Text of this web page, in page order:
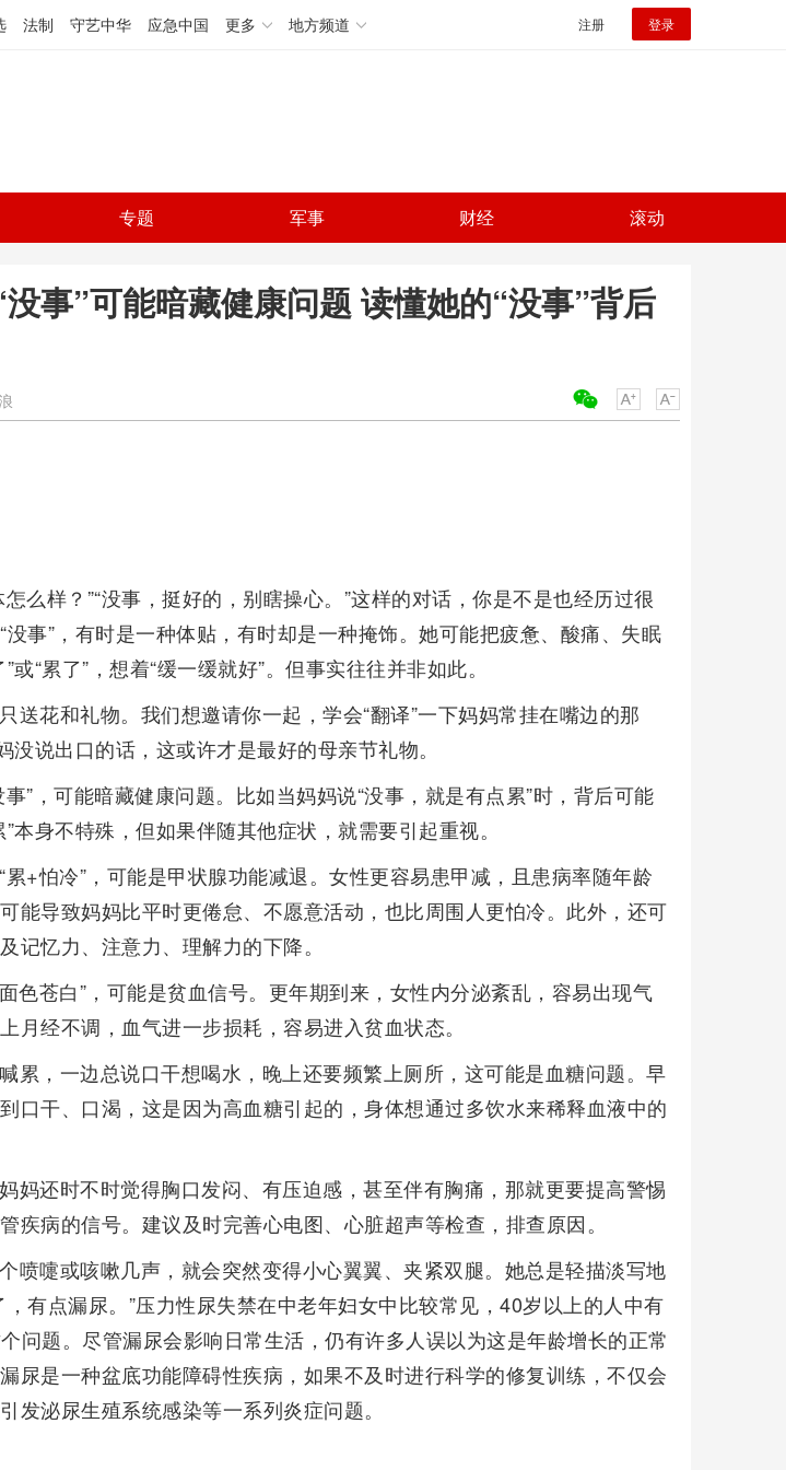
法制 守艺中华 应急中国 更多 地方频道 注册 登录
专题 军事 财经 滚动
事”可能暗藏健康问题 读懂她的“没事”背后
么样？”“没事，挺好的，别瞎操心。”这样的对话，你是不是也经历过很
没事”，有时是一种体贴，有时却是一种掩饰。她可能把疲惫、酸痛、失眠
或“累了”，想着“缓一缓就好”。但事实往往并非如此。
送花和礼物。我们想邀请你一起，学会“翻译”一下妈妈常挂在嘴边的那
没说出口的话，这或许才是最好的母亲节礼物。
”，可能暗藏健康问题。比如当妈妈说“没事，就是有点累”时，背后可能
本身不特殊，但如果伴随其他症状，就需要引起重视。
累+怕冷”，可能是甲状腺功能减退。女性更容易患甲减，且患病率随年龄
能导致妈妈比平时更倦怠、不愿意活动，也比周围人更怕冷。此外，还可
记忆力、注意力、理解力的下降。
色苍白”，可能是贫血信号。更年期到来，女性内分泌紊乱，容易出现气
月经不调，血气进一步损耗，容易进入贫血状态。
累，一边总说口干想喝水，晚上还要频繁上厕所，这可能是血糖问题。早
口干、口渴，这是因为高血糖引起的，身体想通过多饮水来稀释血液中的
妈还时不时觉得胸口发闷、有压迫感，甚至伴有胸痛，那就更要提高警惕
疾病的信号。建议及时完善心电图、心脏超声等检查，排查原因。
喷嚏或咳嗽几声，就会突然变得小心翼翼、夹紧双腿。她总是轻描淡写地
，有点漏尿。”压力性尿失禁在中老年妇女中比较常见，40岁以上的人中有
问题。尽管漏尿会影响日常生活，仍有许多人误以为这是年龄增长的正常
尿是一种盆底功能障碍性疾病，如果不及时进行科学的修复训练，不仅会
发泌尿生殖系统感染等一系列炎症问题。